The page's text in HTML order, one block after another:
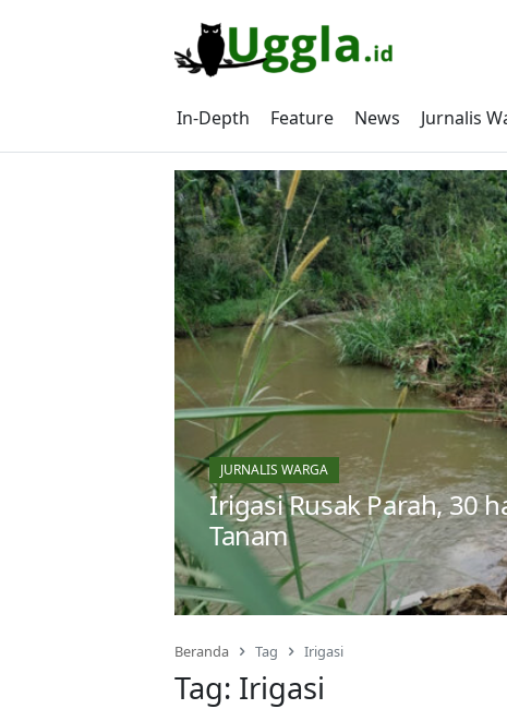
In-Depth Feature News Jurnalis
JURNALIS WARGA
Irigasi Rusak Parah, 30
Tanam
Beranda Tag Irigasi
Tag: Irigasi